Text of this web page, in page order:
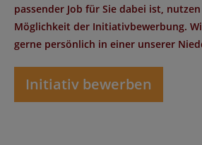
passender Job für Sie dabei ist,
Möglichkeit der Initiativbewerbung.
gerne persönlich in einer unserer
Initiativ bewerben